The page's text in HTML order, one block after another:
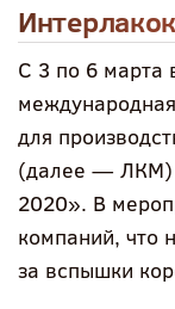
С 3 по 6 марта
для
(далее — ЛКМ)
2020». В
компаний, что
за вспышки